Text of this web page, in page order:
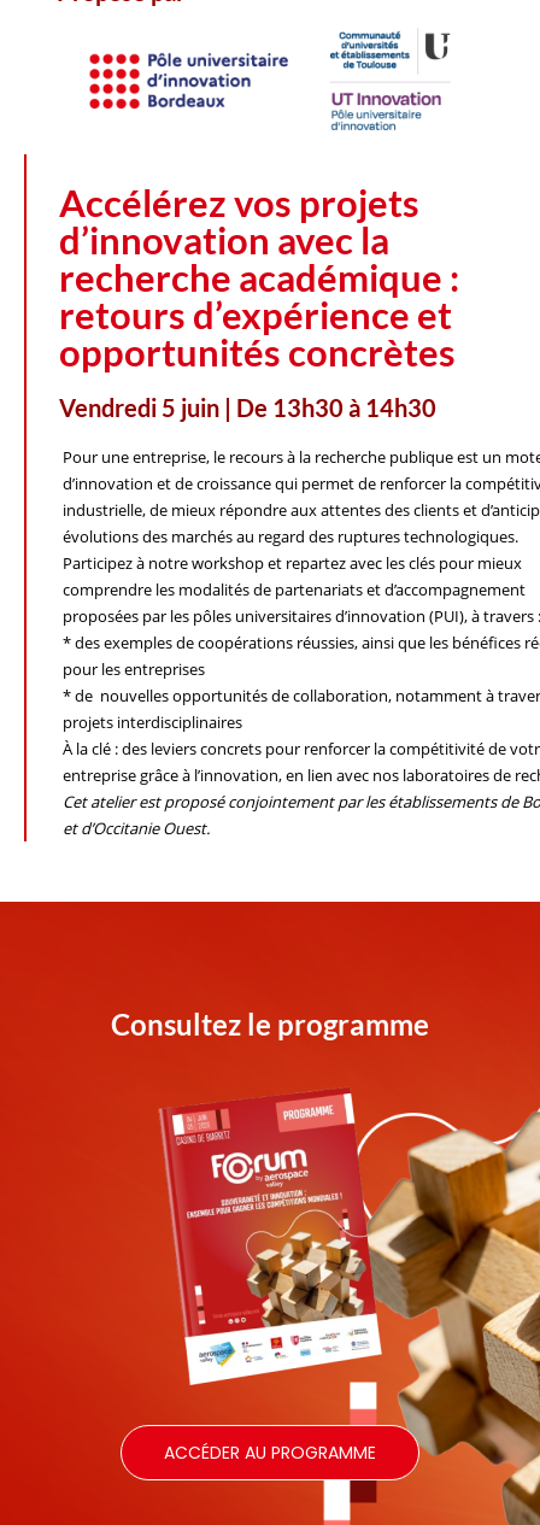
Accélérez vos projets
d’innovation avec la
recherche académique :
retours d’expérience et
opportunités concrètes
Vendredi 5 juin | De 13h30 à 14h30
Pour une entreprise, le recours à la recherche publique est un
d’innovation et de croissance qui permet de renforcer la
industrielle, de mieux répondre aux attentes des clients et
évolutions des marchés au regard des ruptures technologiques.
Participez à notre workshop et repartez avec les clés pour mieux
comprendre les modalités de partenariats et d’accompagnement
proposées par les pôles universitaires d’innovation (PUI), à travers :
* des exemples de coopérations réussies, ainsi que les bénéfices
pour les entreprises
* de nouvelles opportunités de collaboration, notamment à
projets interdisciplinaires
À la clé : des leviers concrets pour renforcer la compétitivité de
entreprise grâce à l’innovation, en lien avec nos laboratoires de
Cet atelier est proposé conjointement par les établissements de
et d’Occitanie Ouest.
Consultez le programme
ACCÉDER AU PROGRAMME